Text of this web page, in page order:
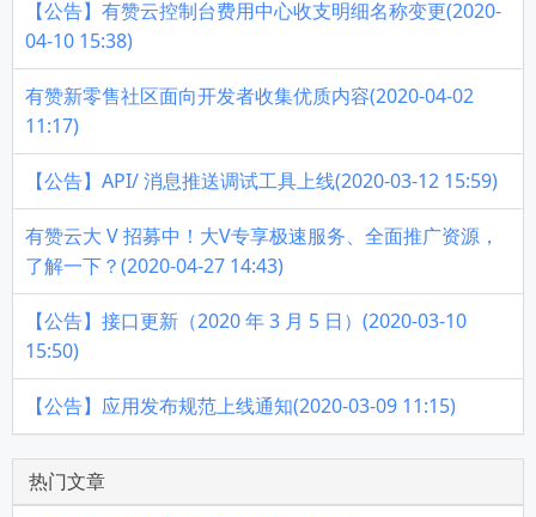
【公告】有赞云控制台费用中心收支明细名称变更(2020-
04-10 15:38)
有赞新零售社区面向开发者收集优质内容(2020-04-02
11:17)
【公告】API/ 消息推送调试工具上线(2020-03-12 15:59)
有赞云大 V 招募中！大V专享极速服务、全面推广资源，
了解一下？(2020-04-27 14:43)
【公告】接口更新（2020 年 3 月 5 日）(2020-03-10
15:50)
【公告】应用发布规范上线通知(2020-03-09 11:15)
热门文章